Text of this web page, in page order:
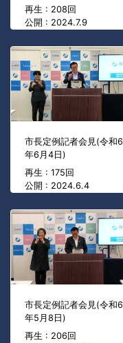
再生 : 208回
公開 : 2024.7.9
市長定例記者会見(令和6
年6月4日)
再生 : 175回
公開 : 2024.6.4
市長定例記者会見(令和6
年5月8日)
再生 : 206回